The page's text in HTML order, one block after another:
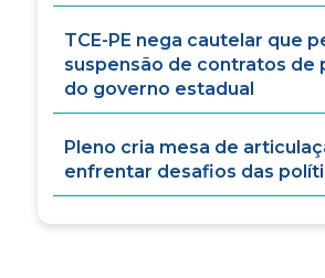
TCE-PE nega cautelar que
suspensão de contratos de
do governo estadual
Pleno cria mesa de
enfrentar desafios das